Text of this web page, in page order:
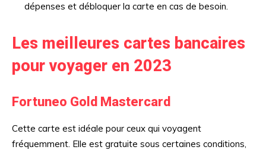
dépenses et débloquer la carte en cas de besoin.
Les meilleures cartes bancaires
pour voyager en 2023
Fortuneo Gold Mastercard
Cette carte est idéale pour ceux qui voyagent
fréquemment. Elle est gratuite sous certaines conditions,